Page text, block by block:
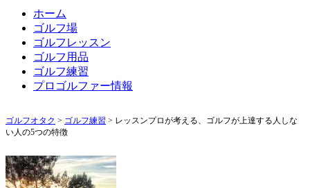
ホーム
ゴルフ場
ゴルフレッスン
ゴルフ用品
ゴルフ練習
プロゴルファー情報
ゴルフオタク > ゴルフ練習 > レッスンプロが考える、ゴルフが上達する人しな
い人の5つの特徴